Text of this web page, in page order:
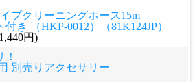
プクリーニングホース15m
き （HKP-0012）（81K124JP）
円)
別売りアクセサリー